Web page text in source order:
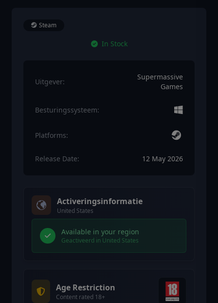
Steam
In Stock
Uitgever:
Supermassive
Games
Besturingssysteem:
Platforms:
Release Date: 12 May 2026
Activeringsinformatie
United States
Available in your region
Geactiveerd in United States
Age Restriction
Content rated 18+